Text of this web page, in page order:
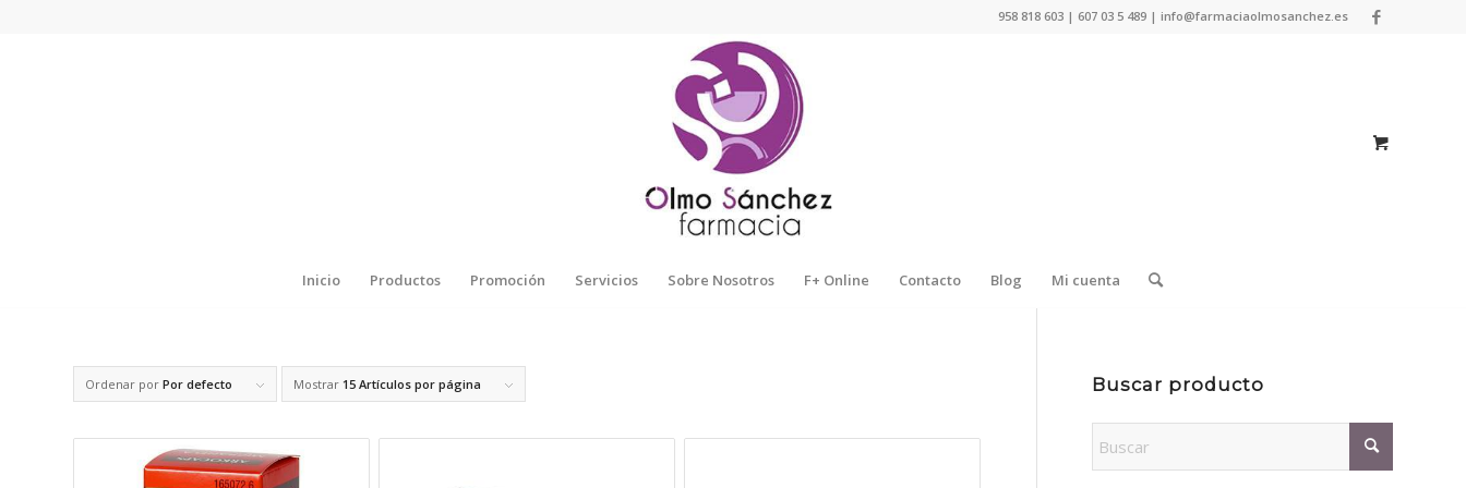
958 818 603 | 607 03 5 489 | info@farmaciaolmosanchez.es
Inicio Productos Promoción Servicios Sobre Nosotros F+ Online Contacto Blog Mi cuenta
Ordenar por Por defecto Mostrar 15 Artículos por página Buscar producto